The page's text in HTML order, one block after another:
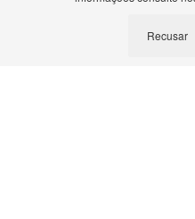
Selos e Certificações- Veja
Recusar